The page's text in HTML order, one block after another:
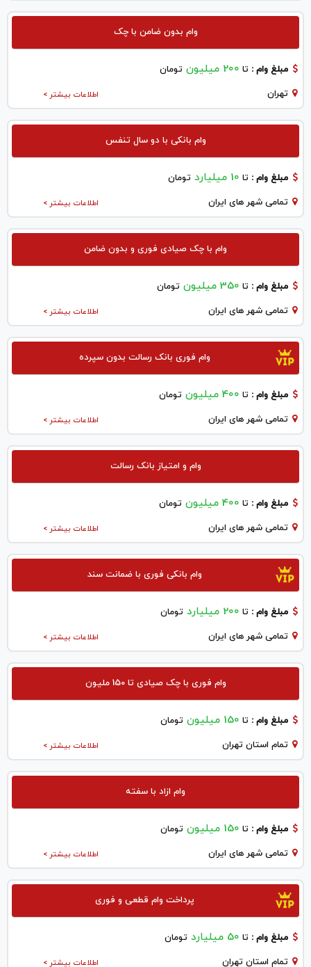
وام بدون ضامن با چک
مبلغ وام : تا 200 میلیون تومان
اطلاعات بیشتر > تهران
وام بانکی با دو سال تنفس
مبلغ وام : تا 10 میلیارد تومان
اطلاعات بیشتر > تمامی شهر های ایران
وام با چک صیادی فوری و بدون ضامن
مبلغ وام : تا 350 میلیون تومان
اطلاعات بیشتر > تمامی شهر های ایران
وام فوری بانک رسالت بدون سپرده
مبلغ وام : تا 400 میلیون تومان
اطلاعات بیشتر > تمامی شهر های ایران
وام و امتیاز بانک رسالت
مبلغ وام : تا 400 میلیون تومان
اطلاعات بیشتر > تمامی شهر های ایران
وام بانکی فوری با ضمانت سند
مبلغ وام : تا 200 میلیارد تومان
اطلاعات بیشتر > تمامی شهر های ایران
وام فوری با چک صیادی تا 150 ملیون
مبلغ وام : تا 150 میلیون تومان
اطلاعات بیشتر > تمام استان تهران
وام ازاد با سفته
مبلغ وام : تا 150 میلیون تومان
اطلاعات بیشتر > تمامی شهر های ایران
پرداخت وام قطعی و فوری
مبلغ وام : تا 50 میلیارد تومان
اطلاعات بیشتر > تمام استان تهران